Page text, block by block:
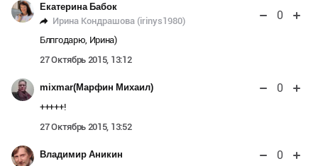
Екатерина Бабок
Ирина Кондрашова (irinys1980)
0
Блпгодарю, Ирина)
27 Октябрь 2015, 13:12
mixmar(Марфин Михаил) 0
+++++!
27 Октябрь 2015, 13:52
Владимир Аникин 0